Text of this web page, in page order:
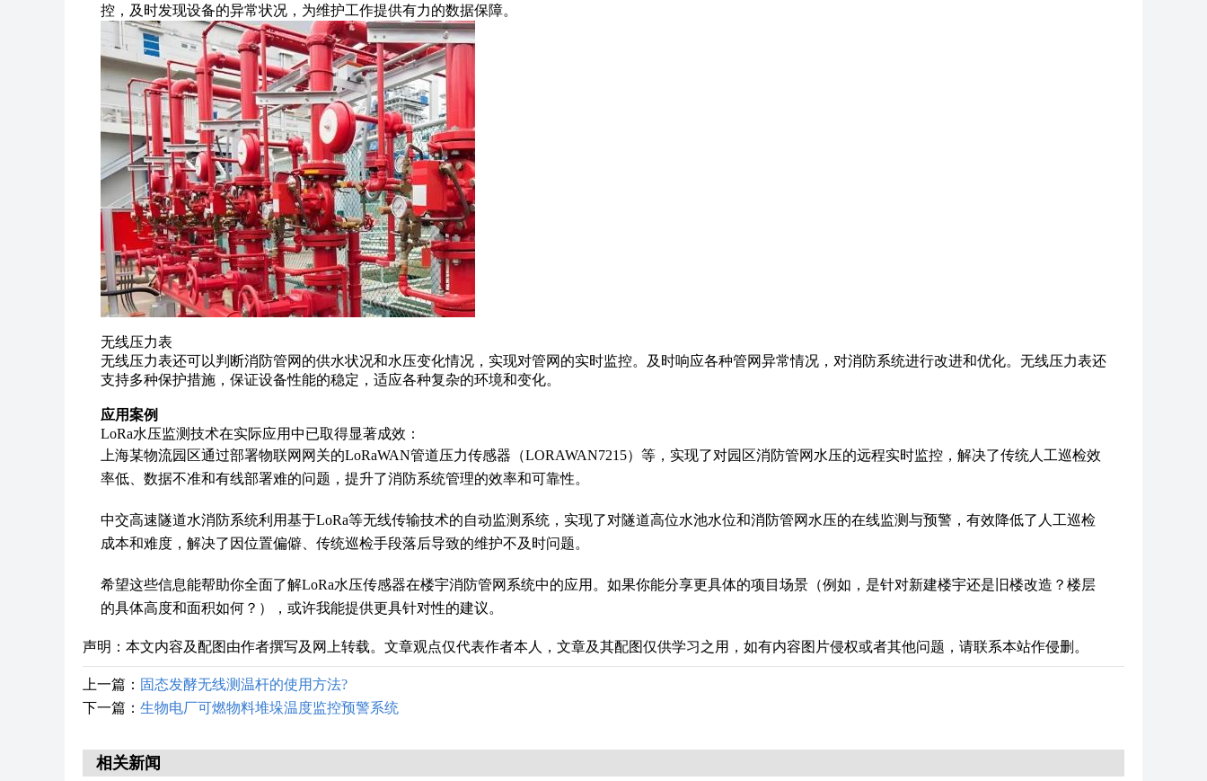
控，及时发现设备的异常状况，为维护工作提供有力的数据保障。
无线压力表
无线压力表还可以判断消防管网的供水状况和水压变化情况，实现对管网的实时监控。及时响应各种管网异常情况，对消防系统进行改进和优化。无线压力表还
支持多种保护措施，保证设备性能的稳定，适应各种复杂的环境和变化。
应用案例
LoRa水压监测技术在实际应用中已取得显著成效：
上海某物流园区通过部署物联网网关的LoRaWAN管道压力传感器（LORAWAN7215）等，实现了对园区消防管网水压的远程实时监控，解决了传统人工巡检效
率低、数据不准和有线部署难的问题，提升了消防系统管理的效率和可靠性。
中交高速隧道水消防系统利用基于LoRa等无线传输技术的自动监测系统，实现了对隧道高位水池水位和消防管网水压的在线监测与预警，有效降低了人工巡检
成本和难度，解决了因位置偏僻、传统巡检手段落后导致的维护不及时问题。
希望这些信息能帮助你全面了解LoRa水压传感器在楼宇消防管网系统中的应用。如果你能分享更具体的项目场景（例如，是针对新建楼宇还是旧楼改造？楼层
的具体高度和面积如何？），或许我能提供更具针对性的建议。
声明：本文内容及配图由作者撰写及网上转载。文章观点仅代表作者本人，文章及其配图仅供学习之用，如有内容图片侵权或者其他问题，请联系本站作侵删。
上一篇： 固态发酵无线测温杆的使用方法?
下一篇： 生物电厂可燃物料堆垛温度监控预警系统
相关新闻